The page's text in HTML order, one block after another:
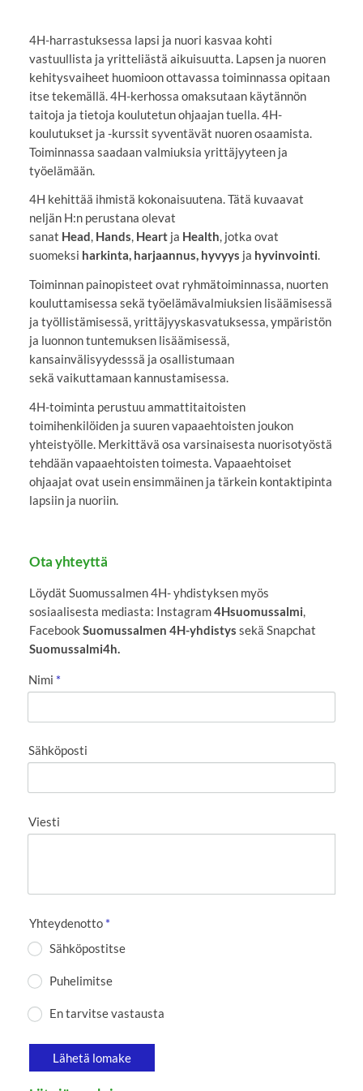
4H-harrastuksessa lapsi ja nuori kasvaa kohti
vastuullista ja yritteliästä aikuisuutta. Lapsen ja nuoren
kehitysvaiheet huomioon ottavassa toiminnassa opitaan
itse tekemällä. 4H-kerhossa omaksutaan käytännön
taitoja ja tietoja koulutetun ohjaajan tuella. 4H-
koulutukset ja -kurssit syventävät nuoren osaamista.
Toiminnassa saadaan valmiuksia yrittäjyyteen ja
työelämään.
4H kehittää ihmistä kokonaisuutena. Tätä kuvaavat
neljän H:n perustana olevat
sanat Head, Hands, Heartja Health, jotka ovat
suomeksi harkinta, harjaannus, hyvyys ja hyvinvointi.
Toiminnan painopisteet ovat ryhmätoiminnassa, nuorten
kouluttamisessa sekä työelämävalmiuksien lisäämisessä
ja työllistämisessä, yrittäjyyskasvatuksessa, ympäristön
ja luonnon tuntemuksen lisäämisessä,
kansainvälisyydesssä ja osallistumaan
sekä vaikuttamaan kannustamisessa.
4H-toiminta perustuu ammattitaitoisten
toimihenkilöiden ja suuren vapaaehtoisten joukon
yhteistyölle. Merkittävä osa varsinaisesta nuorisotyöstä
tehdään vapaaehtoisten toimesta. Vapaaehtoiset
ohjaajat ovat usein ensimmäinen ja tärkein kontaktipinta
lapsiin ja nuoriin.
Ota yhteyttä
Löydät Suomussalmen 4H- yhdistyksen myös
sosiaalisesta mediasta: Instagram4Hsuomussalmi,
Facebook Suomussalmen 4H-yhdistys sekä Snapchat
Suomussalmi4h.
Nimi *
Sähköposti
Viesti
Yhteydenotto*
Sähköpostitse
Puhelimitse
En tarvitse vastausta
Lähetä lomake